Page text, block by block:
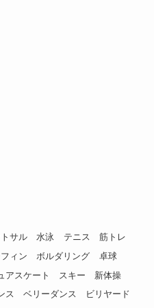
サル 水泳 テニス
筋トレ
ィン ボルダリング
卓球
アスケート スキー
新体操
ス ベリーダンス ビリヤード